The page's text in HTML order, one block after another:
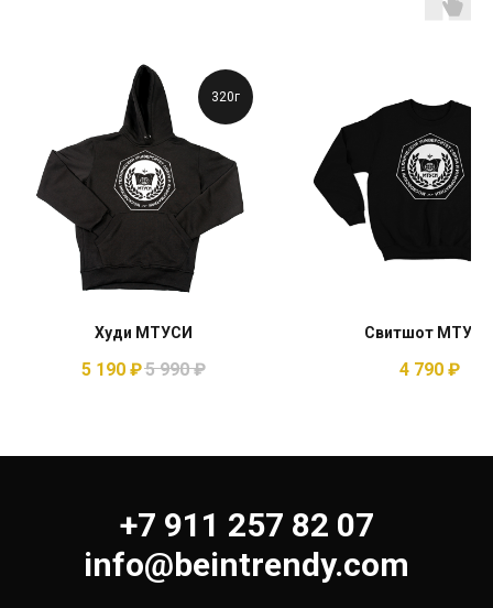
320г
Худи МТУСИ
5 190 ₽5 990 ₽
Свитшот МТУСИ
4 790 ₽
+7 911 257 82 07
info@beintrendy.com